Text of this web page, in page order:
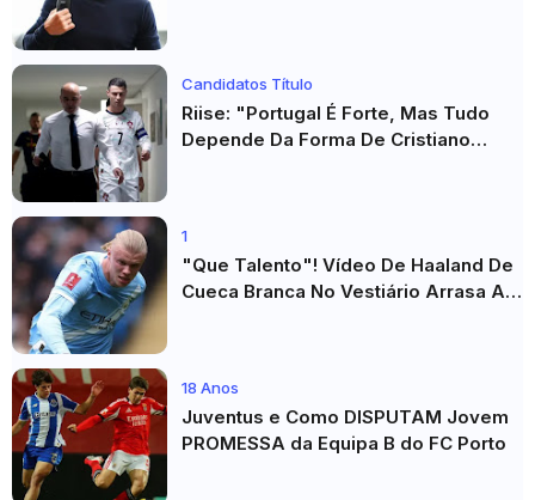
Candidatos Título
Riise: "Portugal É Forte, Mas Tudo
Depende Da Forma De Cristiano
1
"Que Talento"! Vídeo De Haaland De
Cueca Branca No Vestiário Arrasa A
18 Anos
Juventus e Como DISPUTAM Jovem
PROMESSA da Equipa B do FC Porto